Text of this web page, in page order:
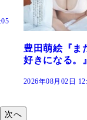
『また、
る。』
02日 12:40
斎藤恭
『
2026年08
次へ